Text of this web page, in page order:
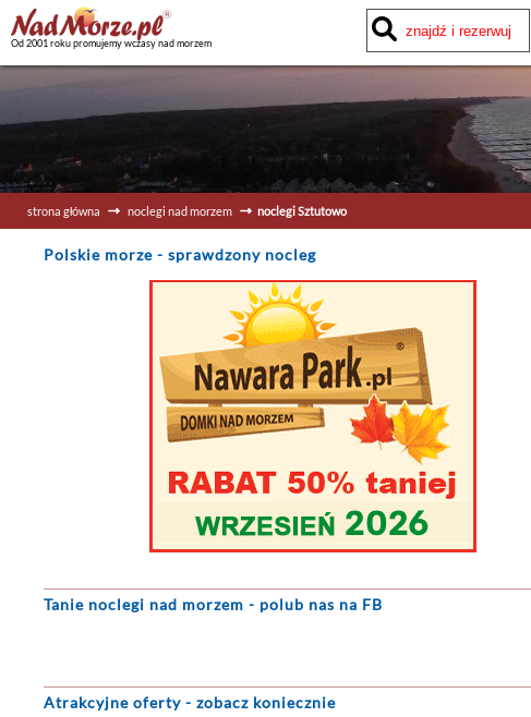
Od 2001 roku promujemy wczasy nad morzem
strona główna noclegi nad morzem noclegi Sztutowo
Polskie morze - sprawdzony nocleg
Tanie noclegi nad morzem - polub nas na FB
Atrakcyjne oferty - zobacz koniecznie